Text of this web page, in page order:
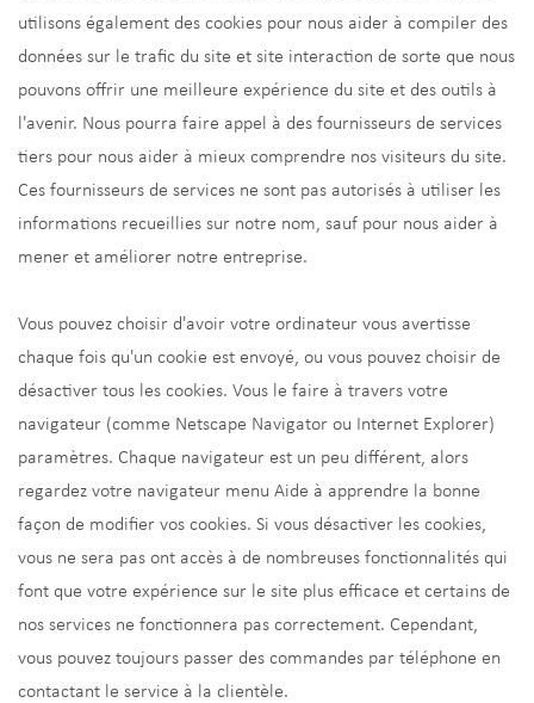
utilisons également des cookies pour nous aider à compiler des
données sur le trafic du site et site interaction de sorte que nous
pouvons offrir une meilleure expérience du site et des outils à
l'avenir. Nous pourra faire appel à des fournisseurs de services
tiers pour nous aider à mieux comprendre nos visiteurs du site.
Ces fournisseurs de services ne sont pas autorisés à utiliser les
informations recueillies sur notre nom, sauf pour nous aider à
mener et améliorer notre entreprise.
Vous pouvez choisir d'avoir votre ordinateur vous avertisse
chaque fois qu'un cookie est envoyé, ou vous pouvez choisir de
désactiver tous les cookies. Vous le faire à travers votre
navigateur (comme Netscape Navigator ou Internet Explorer)
paramètres. Chaque navigateur est un peu différent, alors
regardez votre navigateur menu Aide à apprendre la bonne
façon de modifier vos cookies. Si vous désactiver les cookies,
vous ne sera pas ont accès à de nombreuses fonctionnalités qui
font que votre expérience sur le site plus efficace et certains de
nos services ne fonctionnera pas correctement. Cependant,
vous pouvez toujours passer des commandes par téléphone en
contactant le service à la clientèle.